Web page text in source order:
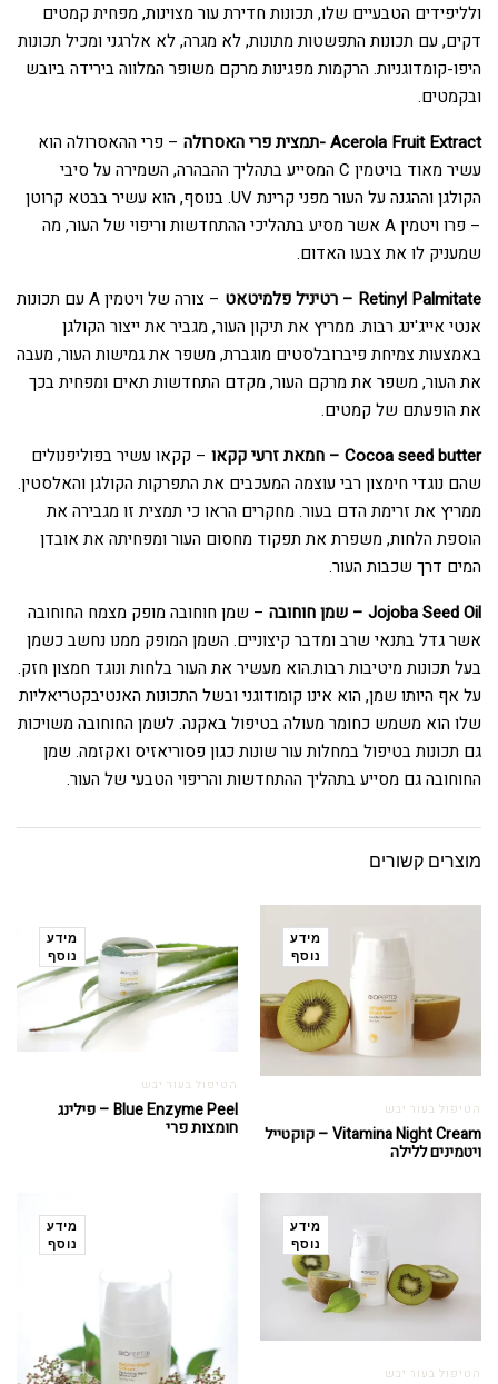
ולליפידים הטבעיים שלו, תכונות חדירת עור מצוינות, מפחית קמטים
דקים, עם תכונות התפשטות מתונות, לא מגרה, לא אלרגני ומכיל תכונות
היפו-קומדוגניות. הרקמות מפגינות מרקם משופר המלווה בירידה ביובש
ובקמטים.
Acerola Fruit Extract -תמצית פרי האסרולה
– פרי ההאסרולה הוא
עשיר מאוד בויטמין C המסייע בתהליך ההבהרה, השמירה על סיבי
הקולגן וההגנה על העור מפני קרינת UV. בנוסף, הוא עשיר בבטא קרוטן
– פרו ויטמין A אשר מסיע בתהליכי ההתחדשות וריפוי של העור, מה
שמעניק לו את צבעו האדום.
Retinyl Palmitate – רטיניל פלמיטאט
– צורה של ויטמין A עם תכונות
אנטי אייג'ינג רבות. ממריץ את תיקון העור, מגביר את ייצור הקולגן
באמצעות צמיחת פיברובלסטים מוגברת, משפר את גמישות העור, מעבה
את העור, משפר את מרקם העור, מקדם התחדשות תאים ומפחית בכך
את הופעתם של קמטים.
Cocoa seed butter – חמאת זרעי קקאו
– קקאו עשיר בפוליפנולים
שהם נוגדי חימצון רבי עוצמה המעכבים את התפרקות הקולגן והאלסטין.
ממריץ את זרימת הדם בעור. מחקרים הראו כי תמצית זו מגבירה את
הוספת הלחות, משפרת את תפקוד מחסום העור ומפחיתה את אובדן
המים דרך שכבות העור.
Jojoba Seed Oil – שמן חוחובה
– שמן חוחובה מופק מצמח החוחובה
אשר גדל בתנאי שרב ומדבר קיצוניים. השמן המופק ממנו נחשב כשמן
בעל תכונות מיטיבות רבות.הוא מעשיר את העור בלחות ונוגד חמצון חזק.
על אף היותו שמן, הוא אינו קומודוגני ובשל התכונות האנטיבקטריאליות
שלו הוא משמש כחומר מעולה בטיפול באקנה. לשמן החוחובה משויכות
גם תכונות בטיפול במחלות עור שונות כגון פסוריאזיס ואקזמה. שמן
החוחובה גם מסייע בתהליך ההתחדשות והריפוי הטבעי של העור.
מוצרים קשורים
מידע
נוסף
הטיפול בעור יבש
Vitamina Night Cream – קוקטייל
ויטמינים ללילה
מידע
נוסף
הטיפול בעור יבש
Blue Enzyme Peel – פילינג
חומצות פרי
מידע
נוסף
הטיפול בעור יבש
מידע
נוסף